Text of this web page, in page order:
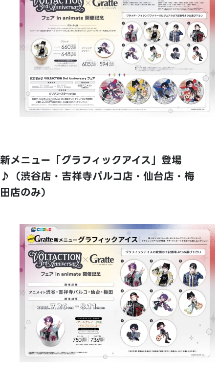
新メニュー「グラフィックアイス」登場
♪（渋谷店・吉祥寺パルコ店・仙台店・梅
田店のみ）